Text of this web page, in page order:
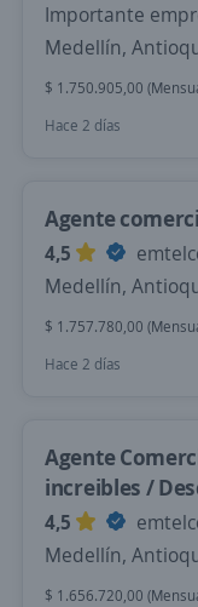
Importante
Medellín,
$ 1.750.905,00
Hace 2 días
Agente
4,5
Medellín,
$ 1.757.780,00
Hace 2 días
Agente
increibles /
4,5
Medellín,
$ 1.656.720,00